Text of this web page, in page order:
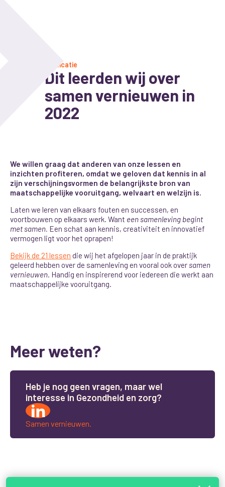
Publicatie
Dit leerden wij over
samen vernieuwen in
2022
We willen graag dat anderen van onze lessen en
inzichten profiteren, omdat we geloven dat kennis in al
zijn verschijningsvormen de belangrijkste bron van
maatschappelijke vooruitgang, welvaart en welzijn is.
Laten we leren van elkaars fouten en successen, en
voortbouwen op elkaars werk. Want een samenleving begint
met samen. Een schat aan kennis, creativiteit en innovatief
vermogen ligt voor het oprapen!
Bekijk de 21 lessen die wij het afgelopen jaar in de praktijk
geleerd hebben over de samenleving en vooral ook oversamen
vernieuwen. Handig en inspirerend voor iedereen die werkt aan
maatschappelijke vooruitgang.
Meer weten?
Heb je nog geen vragen, maarwel
interesse in Gezondheid en zorg?
Samen vernieuwen.